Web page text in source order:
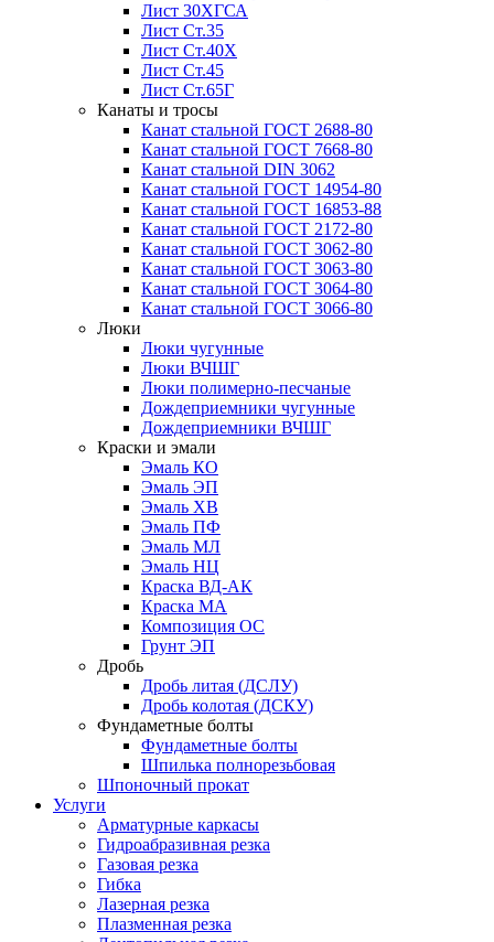
Лист 30ХГСА
Лист Ст.35
Лист Ст.40Х
Лист Ст.45
Лист Ст.65Г
Канаты и тросы
Канат стальной ГОСТ 2688-80
Канат стальной ГОСТ 7668-80
Канат стальной DIN 3062
Канат стальной ГОСТ 14954-80
Канат стальной ГОСТ 16853-88
Канат стальной ГОСТ 2172-80
Канат стальной ГОСТ 3062-80
Канат стальной ГОСТ 3063-80
Канат стальной ГОСТ 3064-80
Канат стальной ГОСТ 3066-80
Люки
Люки чугунные
Люки ВЧШГ
Люки полимерно-песчаные
Дождеприемники чугунные
Дождеприемники ВЧШГ
Краски и эмали
Эмаль КО
Эмаль ЭП
Эмаль ХВ
Эмаль ПФ
Эмаль МЛ
Эмаль НЦ
Краска ВД-АК
Краска МА
Композиция ОС
Грунт ЭП
Дробь
Дробь литая (ДСЛУ)
Дробь колотая (ДСКУ)
Фундаметные болты
Фундаметные болты
Шпилька полнорезьбовая
Шпоночный прокат
Услуги
Арматурные каркасы
Гидроабразивная резка
Газовая резка
Гибка
Лазерная резка
Плазменная резка